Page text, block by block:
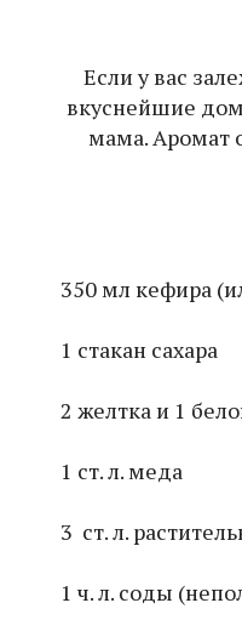
Если у вас
вкуснейшие
мама. Аромат
350 мл кефира
1 стакан сахара
2 желтка и 1
1 ст. л. меда
3 ст. л.
1 ч. л. соды